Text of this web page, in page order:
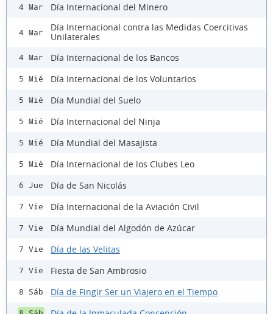
4 Mar Día Internacional del Minero
4 Mar
Día Internacional contra las Medidas Coercitivas
Unilaterales
4 Mar Día Internacional de los Bancos
5 Mié Día Internacional de los Voluntarios
5 Mié Día Mundial del Suelo
5 Mié Día Internacional del Ninja
5 Mié Día Mundial del Masajista
5 Mié Día Internacional de los Clubes Leo
6 Jue Día de San Nicolás
7 Vie Día Internacional de la Aviación Civil
7 Vie Día Mundial del Algodón de Azúcar
7 Vie Día de las Velitas
7 Vie Fiesta de San Ambrosio
8 Sáb Día de Fingir Ser un Viajero en el Tiempo